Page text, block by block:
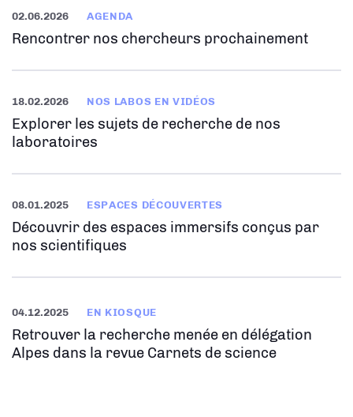
02.06.2026 AGENDA
Rencontrer nos chercheurs prochainement
18.02.2026 NOS LABOS EN VIDÉOS
Explorer les sujets de recherche de nos
laboratoires
08.01.2025 ESPACES DÉCOUVERTES
Découvrir des espaces immersifs conçus par
nos scientifiques
04.12.2025 EN KIOSQUE
Retrouver la recherche menée en délégation
Alpes dans la revue Carnets de science